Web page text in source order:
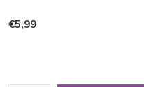
€5,99